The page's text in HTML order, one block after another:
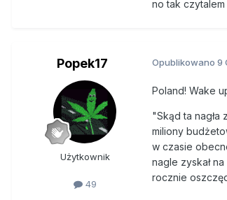
budżetowi
Zwolennicy
z głównych
poniosła
które
Uprawa
no tak
Popek17
Użytkownik
49
Opublikowano 9
Poland! Wake
"Skąd ta
miliony
w czasie
nagle zyskał
rocznie